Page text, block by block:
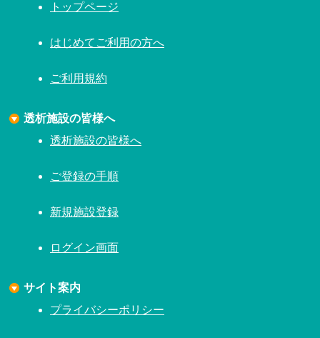
トップページ
はじめてご利用の方へ
ご利用規約
透析施設の皆様へ
透析施設の皆様へ
ご登録の手順
新規施設登録
ログイン画面
サイト案内
プライバシーポリシー